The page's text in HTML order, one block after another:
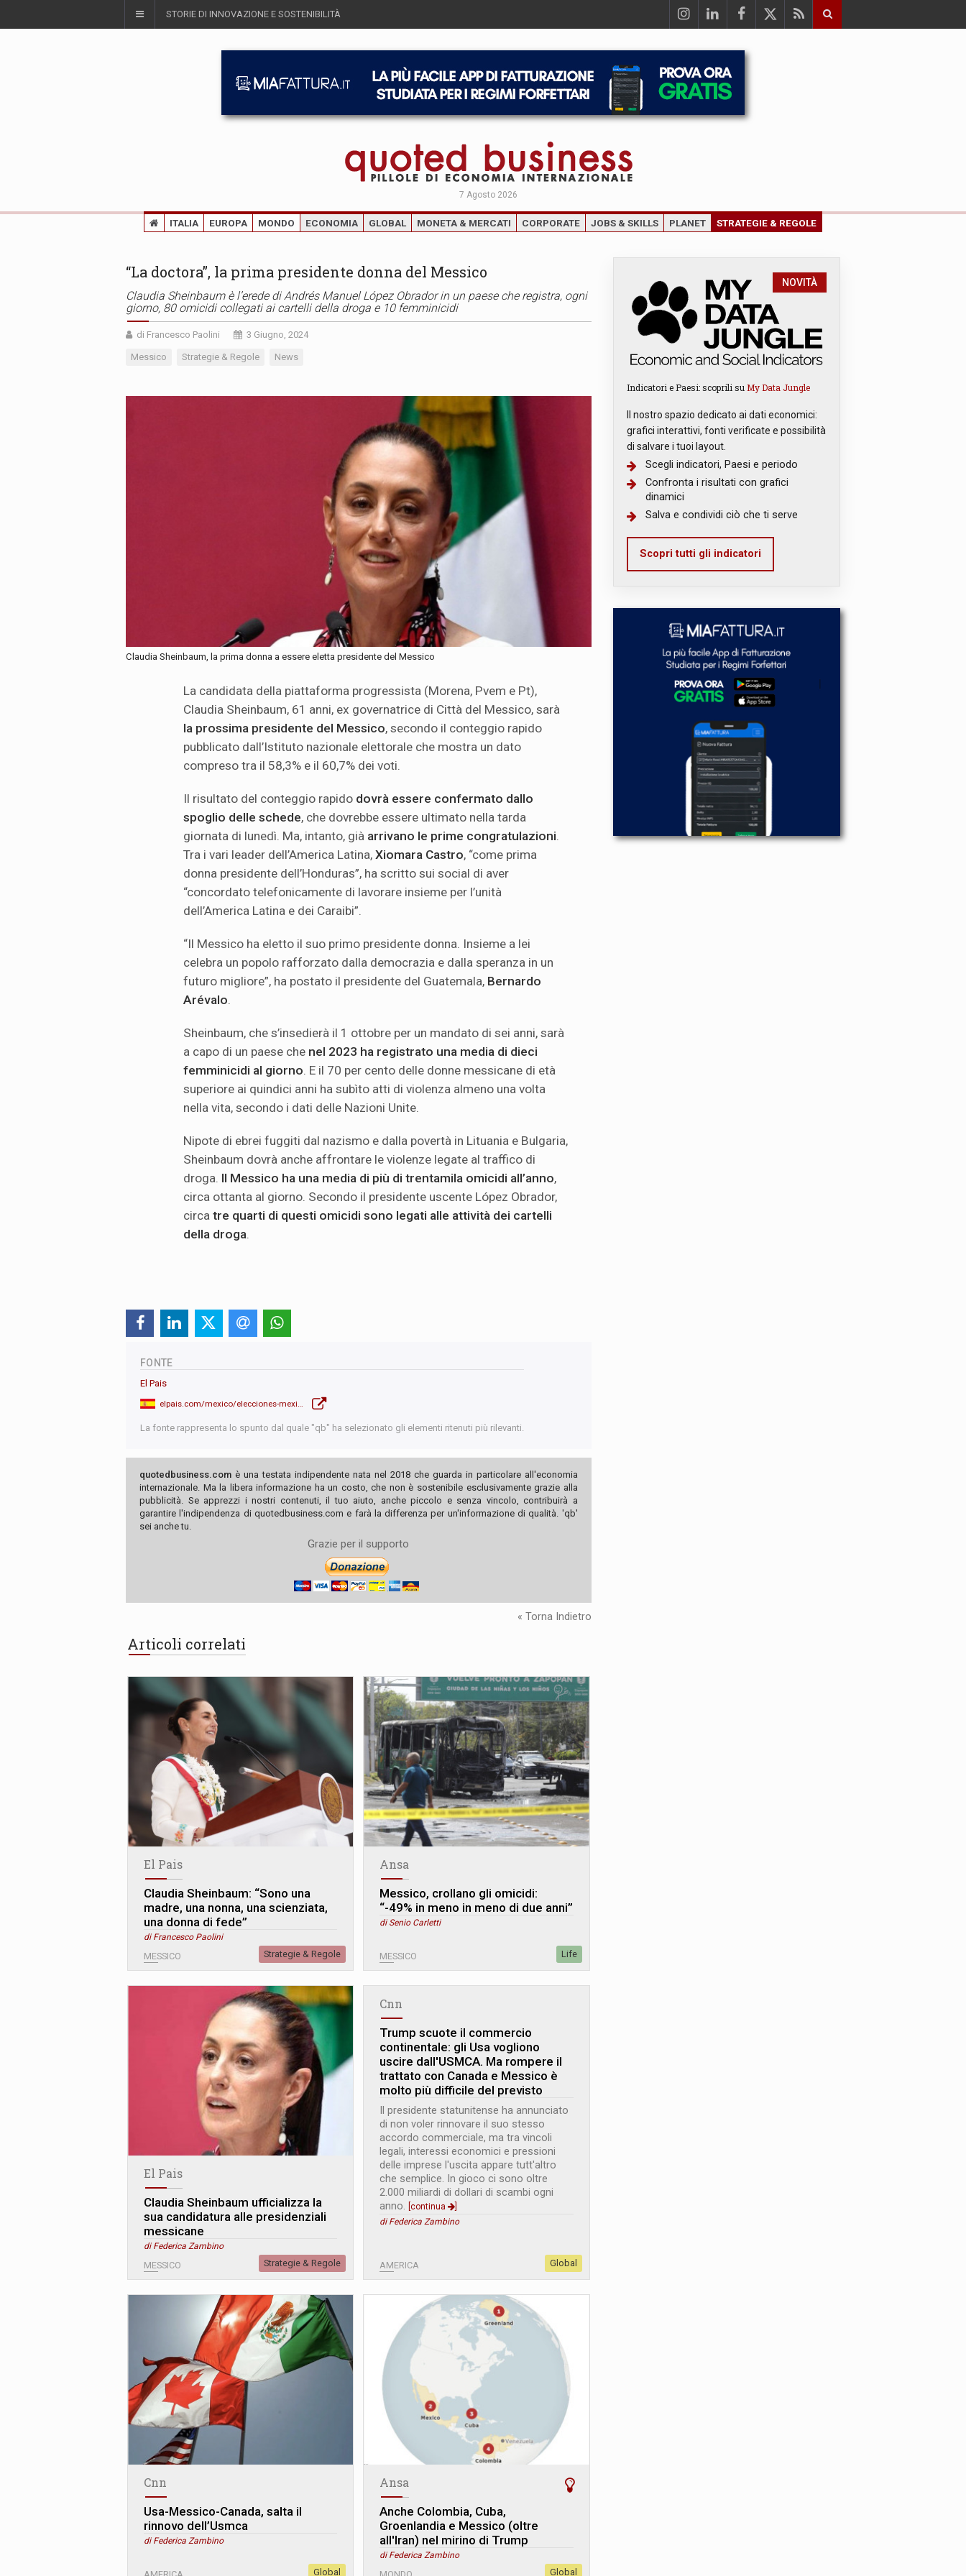
STORIE DI INNOVAZIONE E SOSTENIBILITÀ
7 Agosto 2026
ITALIA EUROPA MONDO ECONOMIA GLOBAL MONETA & MERCATI CORPORATE JOBS & SKILLS PLANET STRATEGIE & REGOLE
“La doctora”, la prima presidente donna del Messico
Claudia Sheinbaum è l’erede di Andrés Manuel López Obrador in un paese che registra, ogni
giorno, 80 omicidi collegati ai cartelli della droga e 10 femminicidi
di Francesco Paolini 3 Giugno, 2024
Messico Strategie & Regole News
Claudia Sheinbaum, la prima donna a essere eletta presidente del Messico
La candidata della piattaforma progressista (Morena, Pvem e Pt),
Claudia Sheinbaum, 61 anni, ex governatrice di Città del Messico, sarà
la prossima presidente del Messico, secondo il conteggio rapido
pubblicato dall’Istituto nazionale elettorale che mostra un dato
compreso tra il 58,3% e il 60,7% dei voti.
Il risultato del conteggio rapido dovrà essere confermato dallo
spoglio delle schede, che dovrebbe essere ultimato nella tarda
giornata di lunedì. Ma, intanto, già arrivano le prime congratulazioni
Tra i vari leader dell’America Latina, Xiomara Castro, “come prima
donna presidente dell’Honduras”, ha scritto sui social di aver
“concordato telefonicamente di lavorare insieme per l’unità
dell’America Latina e dei Caraibi”.
“Il Messico ha eletto il suo primo presidente donna. Insieme a lei
celebra un popolo rafforzato dalla democrazia e dalla speranza in un
futuro migliore”, ha postato il presidente del Guatemala, Bernardo
Arévalo
Sheinbaum, che s’insedierà il 1 ottobre per un mandato di sei anni, sarà
a capo di un paese che nel 2023 ha registrato una media di dieci
femminicidi al giorno . E il 70 per cento delle donne messicane di età
superiore ai quindici anni ha subìto atti di violenza almeno una volta
nella vita, secondo i dati delle Nazioni Unite.
Nipote di ebrei fuggiti dal nazismo e dalla povertà in Lituania e Bulgaria,
Sheinbaum dovrà anche affrontare le violenze legate al traffico di
droga. Il Messico ha una media di più di trentamila omicidi all’anno,
circa ottanta al giorno. Secondo il presidente uscente López Obrador,
circa tre quarti di questi omicidi sono legati alle attività dei cartelli
della droga
FONTE
El Pais
La fonte rappresenta lo spunto dal quale "qb" ha selezionato gli elementi ritenuti più rilevanti.
quotedbusiness.com è una testata indipendente nata nel 2018 che guarda in particolare all'economia
internazionale. Ma la libera informazione ha un costo, che non è sostenibile esclusivamente grazie alla
pubblicità. Se apprezzi i nostri contenuti, il tuo aiuto, anche piccolo e senza vincolo, contribuirà a
garantire l'indipendenza di quotedbusiness.com e farà la differenza per un'informazione di qualità. 'qb'
sei anche tu.
Grazie per il supporto
« Torna Indietro
Articoli correlati
El Pais
Claudia Sheinbaum: “Sono una
madre, una nonna, una scienziata,
una donna di fede”
di Francesco Paolini
MESSICO Strategie & Regole
Ansa
Messico, crollano gli omicidi:
“-49% in meno in meno di due anni”
di Senio Carletti
MESSICO Life
El Pais
Claudia Sheinbaum ufficializza la
sua candidatura alle presidenziali
messicane
di Federica Zambino
MESSICO Strategie & Regole
Cnn
Trump scuote il commercio
continentale: gli Usa vogliono
uscire dall'USMCA. Ma rompere il
trattato con Canada e Messico è
molto più difficile del previsto
Il presidente statunitense ha annunciato
di non voler rinnovare il suo stesso
accordo commerciale, ma tra vincoli
legali, interessi economici e pressioni
delle imprese l'uscita appare tutt'altro
che semplice. In gioco ci sono oltre
2.000 miliardi di dollari di scambi ogni
anno. [continua
di Federica Zambino
AMERICA Global
Cnn
Usa-Messico-Canada, salta il
rinnovo dell’Usmca
di Federica Zambino
Global
Ansa
Anche Colombia, Cuba,
Groenlandia e Messico (oltre
all'Iran) nel mirino di Trump
di Federica Zambino
Global
NOVITÀ
Indicatori e Paesi: scoprili su My Data Jungle
Il nostro spazio dedicato ai dati economici:
grafici interattivi, fonti verificate e possibilità
di salvare i tuoi layout.
Scegli indicatori, Paesi e periodo
Confronta i risultati con grafici
dinamici
Salva e condividi ciò che ti serve
Scopri tutti gli indicatori